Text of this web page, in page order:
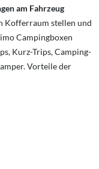
am Fahrzeug
Kofferraum stellen und
Campingboxen
Kurz-Trips, Camping-
Vorteile der